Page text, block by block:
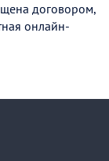
договором,
онлайн-